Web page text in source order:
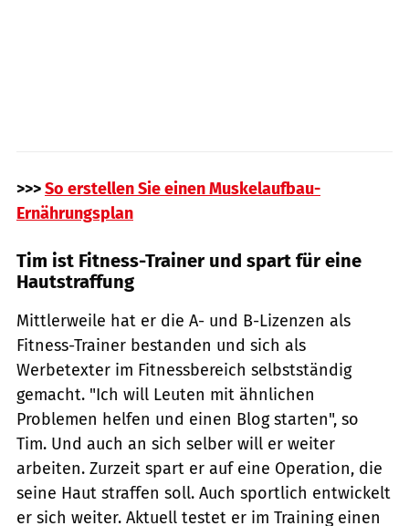
>>>So erstellen Sie einen Muskelaufbau-
Ernährungsplan
Tim ist Fitness-Trainer und spart für eine
Hautstraffung
Mittlerweile hat er die A- und B-Lizenzen als
Fitness-Trainer bestanden und sich als
Werbetexter im Fitnessbereich selbstständig
gemacht. "Ich will Leuten mit ähnlichen
Problemen helfen und einen Blog starten", so
Tim. Und auch an sich selber will er weiter
arbeiten. Zurzeit spart er auf eine Operation, die
seine Haut straffen soll. Auch sportlich entwickelt
er sich weiter. Aktuell testet er im Training einen